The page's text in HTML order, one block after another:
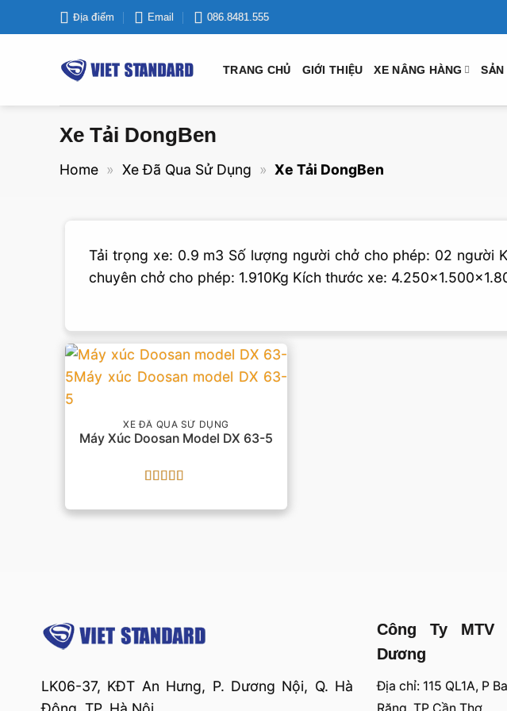
qua
Địa điểm Email 086.8481.555
TRANG CHỦ GIỚI THIỆU XE NÂNG HÀNG SẢN
Xe Tải DongBen
Home » Xe Đã Qua Sử Dụng » Xe Tải DongBen
Tải trọng xe: 0.9 m3 Số lượng người chở cho phép: 02 người
chuyên chở cho phép: 1.910Kg Kích thước xe:
XE ĐÃ QUA SỬ DỤNG
Máy Xúc Doosan Model DX 63-5
hạng55 sao
LK06-37, KĐT An Hưng, P. Dương Nội, Q. Hà
Công Ty
Dương
Địa chỉ: 115 QL1A, P